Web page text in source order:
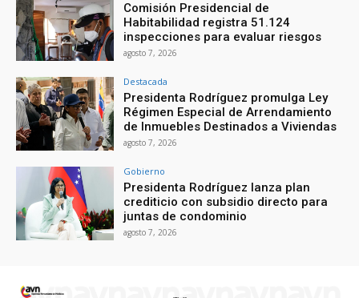
Comisión Presidencial de
Habitabilidad registra 51.124
inspecciones para evaluar riesgos
agosto 7, 2026
Destacada
Presidenta Rodríguez promulga Ley
Régimen Especial de Arrendamiento
de Inmuebles Destinados a Viviendas
agosto 7, 2026
Gobierno
Presidenta Rodríguez lanza plan
crediticio con subsidio directo para
juntas de condominio
agosto 7, 2026